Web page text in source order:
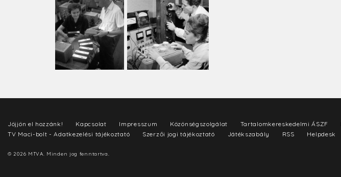
Jöjjön el hozzánk! Kapcsolat Impresszum Közönségszolgálat Tartalomkereskedelmi ÁSZF
TV Maci-bolt - Adatkezelési tájékoztató
Szerzői jogi tájékoztató Játékszabály RSS Helpdesk
© 2026 MTVA. Minden jog fenntartva.